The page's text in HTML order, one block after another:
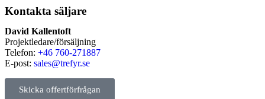
Kontakta säljare
David Kallentoft
Projektledare/försäljning
Telefon: +46 760-271887
E-post: sales@trefyr.se
Skicka offertförfrågan